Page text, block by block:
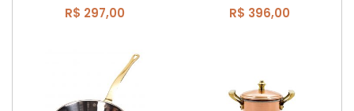
R$ 297,00 R$ 396,00